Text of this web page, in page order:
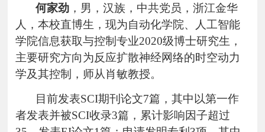
何家劲 ， 男，汉族，中共党员，浙江金华
人，本校直博生，现为自动化学院、人工智能
学院信息获取与控制专业2020级博士研究生，
主要研究方向为反应扩散神经网络的时空动力
学及其控制，师从肖敏教授。
目前发表SCI期刊论文7篇，其中以第一作
者发表并被SCI收录3篇，累计影响因子超过